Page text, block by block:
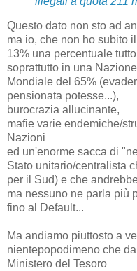
Questo dato non sto ad
ma io, che non ho subito
13% una percentuale
soprattutto in una
Mondiale del 65%
pensionata potesse...),
burocrazia allucinante,
mafie varie endemiche/
Nazioni
ed un'enorme sacca di
Stato unitario/centralista
per il Sud) e che
ma nessuno ne parla più
fino al Default...
Ma andiamo piuttosto a
nientepopodimeno che
Ministero del Tesoro